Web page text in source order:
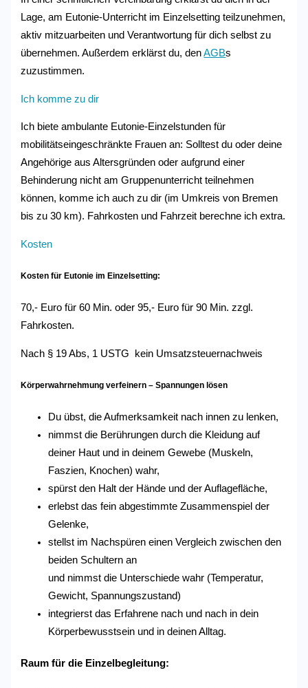
Lage, am Eutonie-Unterricht im Einzelsetting teilzunehmen,
aktiv mitzuarbeiten und Verantwortung für dich selbst zu
übernehmen. Außerdem erklärst du, denAGBs
zuzustimmen.
Ich komme zu dir
Ich biete ambulante Eutonie-Einzelstunden für
mobilitätseingeschränkte Frauen an: Solltest du oder deine
Angehörige aus Altersgründen oder aufgrund einer
Behinderung nicht am Gruppenunterricht teilnehmen
können, komme ich auch zu dir (im Umkreis von Bremen
bis zu 30 km). Fahrkosten und Fahrzeit berechne ich extra.
Kosten
Kosten für Eutonie im Einzelsetting:
70,- Euro für 60 Min. oder 95,- Euro für 90 Min. zzgl.
Fahrkosten.
Nach § 19 Abs, 1 USTG kein Umsatzsteuernachweis
Körperwahrnehmung verfeinern – Spannungen lösen
Du übst, die Aufmerksamkeit nach innen zu lenken,
nimmst die Berührungen durch die Kleidung auf
deiner Haut und in deinem Gewebe (Muskeln,
Faszien, Knochen) wahr,
spürst den Halt der Hände und der Auflagefläche,
erlebst das fein abgestimmte Zusammenspiel der
Gelenke,
stellst im Nachspüren einen Vergleich zwischen den
beiden Schultern an
und nimmst die Unterschiede wahr (Temperatur,
Gewicht, Spannungszustand)
integrierst das Erfahrene nach und nach in dein
Körperbewusstsein und in deinen Alltag.
Raum für die Einzelbegleitung: